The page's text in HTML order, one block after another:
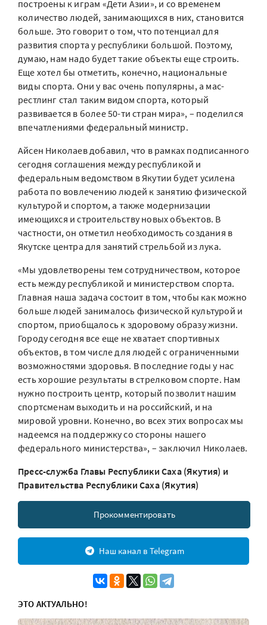
построены к играм «Дети Азии», и со временем
количество людей, занимающихся в них, становится
больше. Это говорит о том, что потенциал для
развития спорта у республики большой. Поэтому,
думаю, нам надо будет такие объекты еще строить.
Еще хотел бы отметить, конечно, национальные
виды спорта. Они у вас очень популярны, а мас-
рестлинг стал таким видом спорта, который
развивается в более 50-ти стран мира», – поделился
впечатлениями федеральный министр.
Айсен Николаев добавил, что в рамках подписанного
сегодня соглашения между республикой и
федеральным ведомством в Якутии будет усилена
работа по вовлечению людей к занятию физической
культурой и спортом, а также модернизации
имеющихся и строительству новых объектов. В
частности, он отметил необходимость создания в
Якутске центра для занятий стрельбой из лука.
«Мы удовлетворены тем сотрудничеством, которое
есть между республикой и министерством спорта.
Главная наша задача состоит в том, чтобы как можно
больше людей занималось физической культурой и
спортом, приобщалось к здоровому образу жизни.
Городу сегодня все еще не хватает спортивных
объектов, в том числе для людей с ограниченными
возможностями здоровья. В последние годы у нас
есть хорошие результаты в стрелковом спорте. Нам
нужно построить центр, который позволит нашим
спортсменам выходить и на российский, и на
мировой уровни. Конечно, во всех этих вопросах мы
надеемся на поддержку со стороны нашего
федерального министерства», – заключил Николаев.
Пресс-служба Главы Республики Саха (Якутия) и
Правительства Республики Саха (Якутия)
Прокомментировать
Наш канал в Telegram
ЭТО АКТУАЛЬНО!